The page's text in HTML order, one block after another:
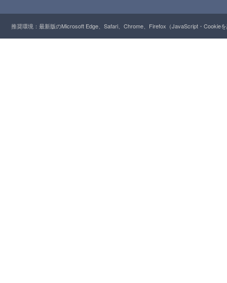
推奨環境：最新版のMicrosoft Edge、Safari、Chrome、Firefox（JavaScript・Cookie